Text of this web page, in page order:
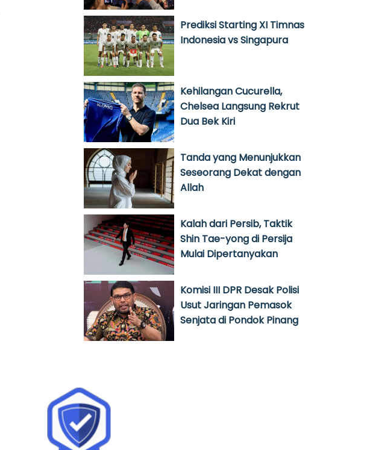
Prediksi Starting XI Timnas
Indonesia vs Singapura
Kehilangan Cucurella,
Chelsea Langsung Rekrut
Dua Bek Kiri
Tanda yang Menunjukkan
Seseorang Dekat dengan
Allah
Kalah dari Persib, Taktik
Shin Tae-yong di Persija
Mulai Dipertanyakan
Komisi III DPR Desak Polisi
Usut Jaringan Pemasok
Senjata di Pondok Pinang